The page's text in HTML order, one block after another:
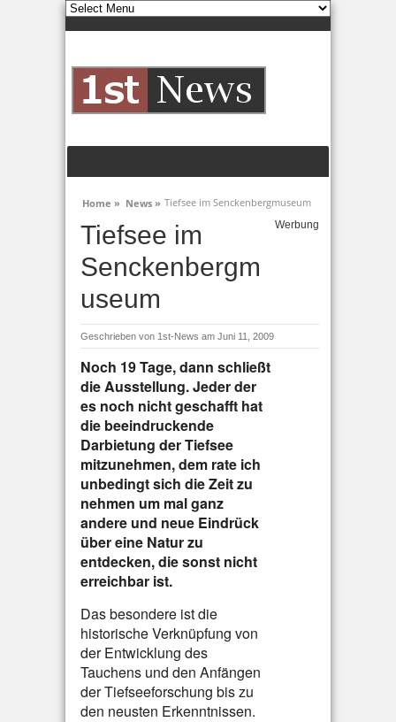
Home » News » Tiefsee im Senckenbergmuseum
Tiefsee im
Senckenbergm
useum
Werbung
Geschrieben von 1st-News am Juni 11, 2009
Noch 19 Tage, dann schließt
die Ausstellung. Jeder der
es noch nicht geschafft hat
die beeindruckende
Darbietung der Tiefsee
mitzunehmen, dem rate ich
unbedingt sich die Zeit zu
nehmen um mal ganz
andere und neue Eindrück
über eine Natur zu
entdecken, die sonst nicht
erreichbar ist.
Das besondere ist die
historische Verknüpfung von
der Entwicklung des
Tauchens und den Anfängen
der Tiefseeforschung bis zu
den neusten Erkenntnissen.